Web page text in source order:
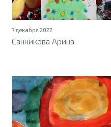
7 декабря 2022
Санникова Арина